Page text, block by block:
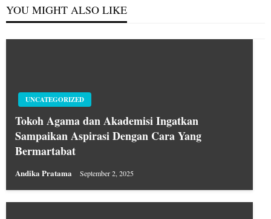
YOU MIGHT ALSO LIKE
UNCATEGORIZED
Tokoh Agama dan Akademisi Ingatkan
Sampaikan Aspirasi Dengan Cara Yang
Bermartabat
Andika Pratama September 2, 2025